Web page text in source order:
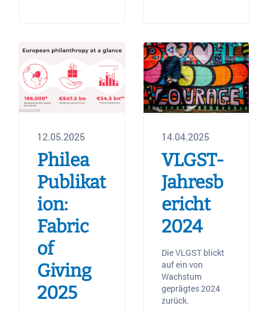
12.05.2025
Philea
Publikat
ion:
Fabric
of
Giving
2025
14.04.2025
VLGST-
Jahresb
ericht
2024
Die VLGST blickt
auf ein von
Wachstum
geprägtes 2024
zurück.